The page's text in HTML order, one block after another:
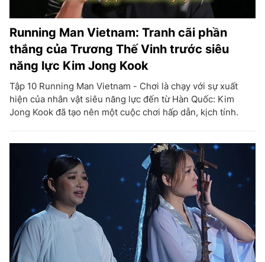
Running Man Vietnam: Tranh cãi phần
thắng của Trương Thế Vinh trước siêu
năng lực Kim Jong Kook
Tập 10 Running Man Vietnam - Chơi là chạy với sự xuất
hiện của nhân vật siêu năng lực đến từ Hàn Quốc: Kim
Jong Kook đã tạo nên một cuộc chơi hấp dẫn, kịch tính.